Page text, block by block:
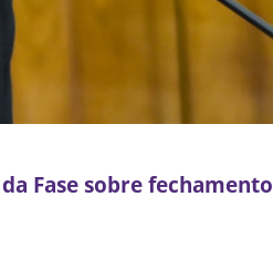
Fase sobre fechamento